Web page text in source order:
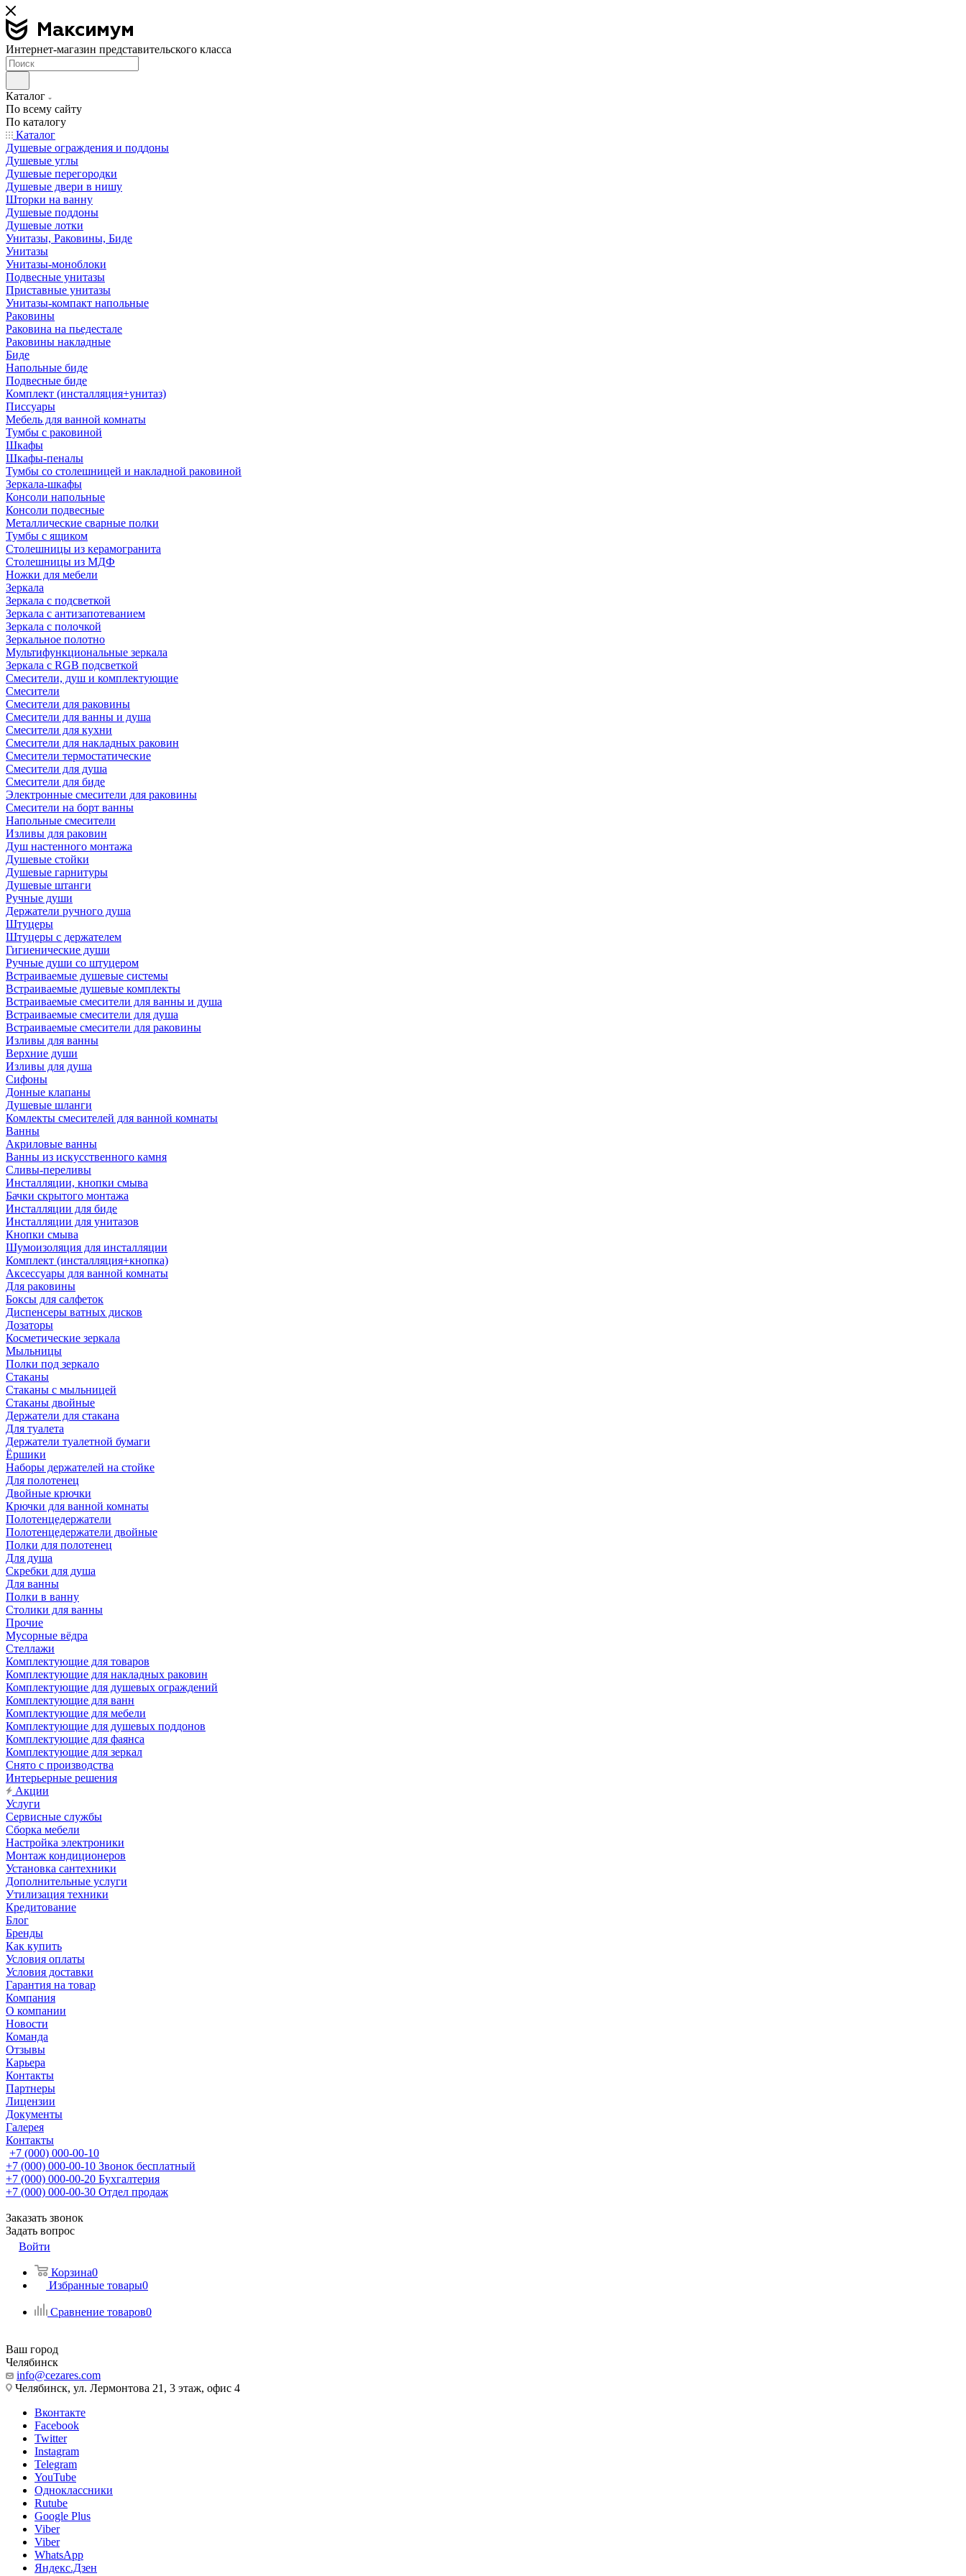
Интернет-магазин представительского класса
Каталог
По всему сайту
По каталогу
Каталог
Душевые ограждения и поддоны
Душевые углы
Душевые перегородки
Душевые двери в нишу
Шторки на ванну
Душевые поддоны
Душевые лотки
Унитазы, Раковины, Биде
Унитазы
Унитазы-моноблоки
Подвесные унитазы
Приставные унитазы
Унитазы-компакт напольные
Раковины
Раковина на пьедестале
Раковины накладные
Биде
Напольные биде
Подвесные биде
Комплект (инсталляция+унитаз)
Писсуары
Мебель для ванной комнаты
Тумбы с раковиной
Шкафы
Шкафы-пеналы
Тумбы со столешницей и накладной раковиной
Зеркала-шкафы
Консоли напольные
Консоли подвесные
Металлические сварные полки
Тумбы с ящиком
Столешницы из керамогранита
Столешницы из МДФ
Ножки для мебели
Зеркала
Зеркала с подсветкой
Зеркала с антизапотеванием
Зеркала с полочкой
Зеркальное полотно
Мультифункциональные зеркала
Зеркала c RGB подсветкой
Смесители, душ и комплектующие
Смесители
Смесители для раковины
Смесители для ванны и душа
Смесители для кухни
Смесители для накладных раковин
Смесители термостатические
Смесители для душа
Смесители для биде
Электронные смесители для раковины
Смесители на борт ванны
Напольные смесители
Изливы для раковин
Душ настенного монтажа
Душевые стойки
Душевые гарнитуры
Душевые штанги
Ручные души
Держатели ручного душа
Штуцеры
Штуцеры с держателем
Гигиенические души
Ручные души со штуцером
Встраиваемые душевые системы
Встраиваемые душевые комплекты
Встраиваемые смесители для ванны и душа
Встраиваемые смесители для душа
Встраиваемые смесители для раковины
Изливы для ванны
Верхние души
Изливы для душа
Сифоны
Донные клапаны
Душевые шланги
Комлекты смесителей для ванной комнаты
Ванны
Акриловые ванны
Ванны из искусственного камня
Сливы-переливы
Инсталляции, кнопки смыва
Бачки скрытого монтажа
Инсталляции для биде
Инсталляции для унитазов
Кнопки смыва
Шумоизоляция для инсталляции
Комплект (инсталляция+кнопка)
Аксессуары для ванной комнаты
Для раковины
Боксы для салфеток
Диспенсеры ватных дисков
Дозаторы
Косметические зеркала
Мыльницы
Полки под зеркало
Стаканы
Стаканы с мыльницей
Стаканы двойные
Держатели для стакана
Для туалета
Держатели туалетной бумаги
Ёршики
Наборы держателей на стойке
Для полотенец
Двойные крючки
Крючки для ванной комнаты
Полотенцедержатели
Полотенцедержатели двойные
Полки для полотенец
Для душа
Скребки для душа
Для ванны
Полки в ванну
Столики для ванны
Прочие
Мусорные вёдра
Стеллажи
Комплектующие для товаров
Комплектующие для накладных раковин
Комплектующие для душевых ограждений
Комплектующие для ванн
Комплектующие для мебели
Комплектующие для душевых поддонов
Комплектующие для фаянса
Комплектующие для зеркал
Снято с производства
Интерьерные решения
Акции
Услуги
Сервисные службы
Сборка мебели
Настройка электроники
Монтаж кондиционеров
Установка сантехники
Дополнительные услуги
Утилизация техники
Кредитование
Блог
Бренды
Как купить
Условия оплаты
Условия доставки
Гарантия на товар
Компания
О компании
Новости
Команда
Отзывы
Карьера
Контакты
Партнеры
Лицензии
Документы
Галерея
Контакты
+7 (000) 000-00-10
+7 (000) 000-00-10 Звонок бесплатный
+7 (000) 000-00-20 Бухгалтерия
+7 (000) 000-00-30 Отдел продаж
Заказать звонок
Задать вопрос
Войти
Корзина0
Избранные товары0
Сравнение товаров0
Ваш город
Челябинск
info@cezares.com
Челябинск, ул. Лермонтова 21, 3 этаж, офис 4
Вконтакте
Facebook
Twitter
Instagram
Telegram
YouTube
Одноклассники
Rutube
Google Plus
Viber
Viber
WhatsApp
Яндекс.Дзен